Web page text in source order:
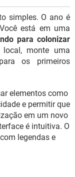
simples. O ano é
está em uma
para colonizar
monte uma
os primeiros
elementos como
e permitir que
em um novo
é intuitiva. O
legendas e